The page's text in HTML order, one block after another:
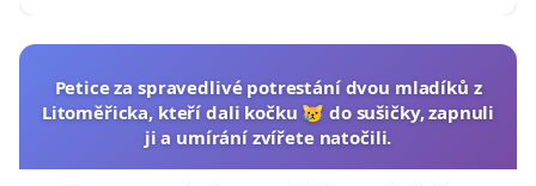
Petice za spravedlivé potrestání dvou mladíků z
Litoměřicka, kteří dali kočku 😿 do sušičky, zapnuli
ji a umírání zvířete natočili.